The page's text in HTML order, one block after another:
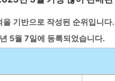
기반으로 작성된 순위입니다.
5월 7일에 등록되었습니다.